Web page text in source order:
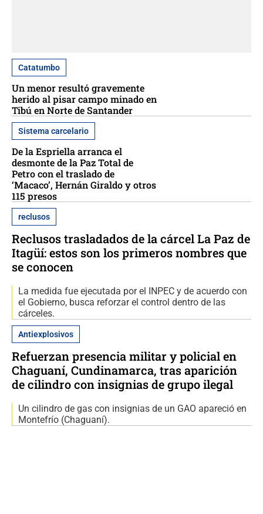
Catatumbo
Un menor resultó gravemente
herido al pisar campo minado en
Tibú en Norte de Santander
Sistema carcelario
De la Espriella arranca el
desmonte de la Paz Total de
Petro con el traslado de
‘Macaco’, Hernán Giraldo y otros
115 presos
reclusos
Reclusos trasladados de la cárcel La Paz de
Itagüí: estos son los primeros nombres que
se conocen
La medida fue ejecutada por el INPEC y de acuerdo con
el Gobierno, busca reforzar el control dentro de las
cárceles.
Antiexplosivos
Refuerzan presencia militar y policial en
Chaguaní, Cundinamarca, tras aparición
de cilindro con insignias de grupo ilegal
Un cilindro de gas con insignias de un GAO apareció en
Montefrío (Chaguaní).